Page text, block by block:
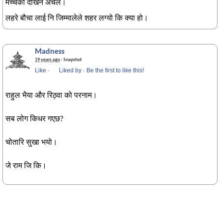
मच्चेको देखिन अचेल।
लहरे बौचा लाई नि जिम्मालेले शहर लग्यो कि क्या हो।
Madness
19 years ago· Snapshot
Like · Liked by · Be the first to like this!
राहुल भैया और रिठ्वा को परनाम।
सब लोग किधर गएछ?
चोतारि सुखा भयो।
जे राम जि कि।